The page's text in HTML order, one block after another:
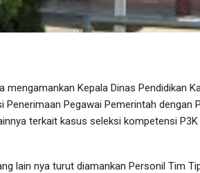
Kepala Dinas Pendidikan
Pegawai Pemerintah dengan
terkait kasus seleksi kompetensi
lain nya turut diamankan Personil Tim